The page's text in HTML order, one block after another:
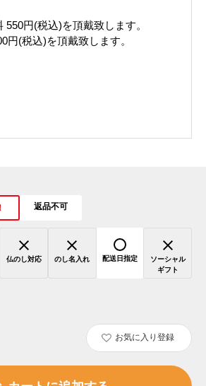
550円(税込)を頂戴致します。
円(税込)を頂戴致します。
返品不可
仏のし対応 のし名入れ 配送日指定
ソーシャル
ギフト
お気に入り登録